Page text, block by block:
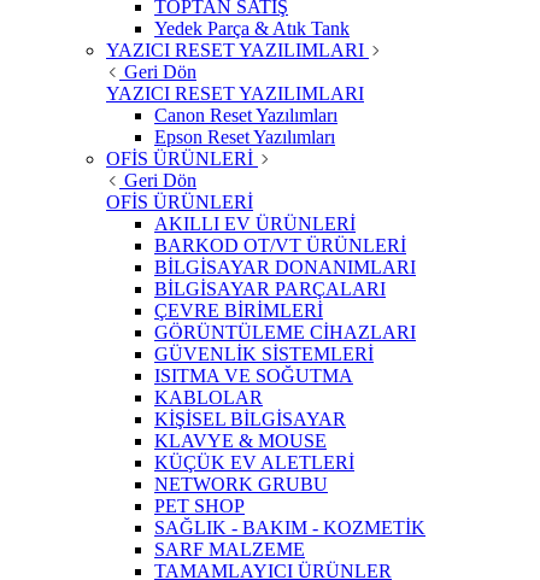
TOPTAN SATIŞ
Yedek Parça & Atık Tank
YAZICI RESET YAZILIMLARI
Geri Dön
YAZICI RESET YAZILIMLARI
Canon Reset Yazılımları
Epson Reset Yazılımları
OFİS ÜRÜNLERİ
Geri Dön
OFİS ÜRÜNLERİ
AKILLI EV ÜRÜNLERİ
BARKOD OT/VT ÜRÜNLERİ
BİLGİSAYAR DONANIMLARI
BİLGİSAYAR PARÇALARI
ÇEVRE BİRİMLERİ
GÖRÜNTÜLEME CİHAZLARI
GÜVENLİK SİSTEMLERİ
ISITMA VE SOĞUTMA
KABLOLAR
KİŞİSEL BİLGİSAYAR
KLAVYE & MOUSE
KÜÇÜK EV ALETLERİ
NETWORK GRUBU
PET SHOP
SAĞLIK - BAKIM - KOZMETİK
SARF MALZEME
TAMAMLAYICI ÜRÜNLER